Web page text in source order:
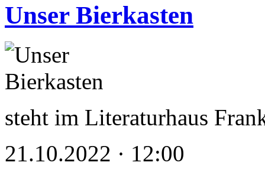
Unser Bierkasten
steht im Literaturhaus
21.10.2022 · 12:00